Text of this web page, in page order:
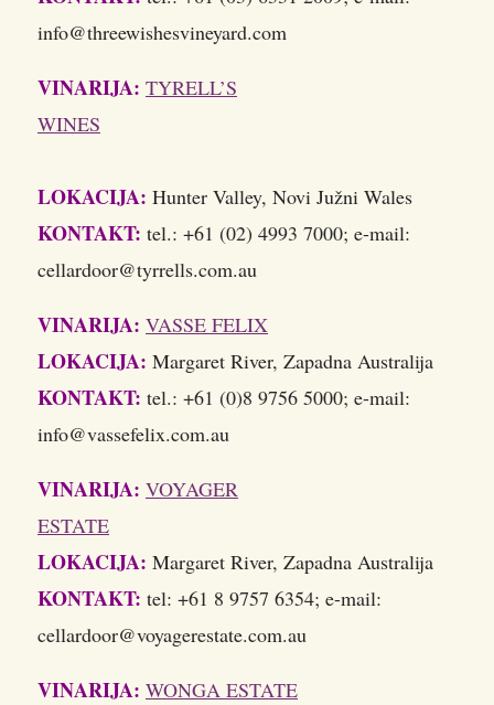
info@threewishesvineyard.com
VINARIJA: TYRELL’S
WINES
LOKACIJA: Hunter Valley, Novi Južni Wales
KONTAKT: tel.: +61 (02) 4993 7000; e-mail:
cellardoor@tyrrells.com.au
VINARIJA: VASSE FELIX
LOKACIJA: Margaret River, Zapadna Australija
KONTAKT: tel.: +61 (0)8 9756 5000; e-mail:
info@vassefelix.com.au
VINARIJA: VOYAGER
ESTATE
LOKACIJA: Margaret River, Zapadna Australija
KONTAKT: tel: +61 8 9757 6354; e-mail:
cellardoor@voyagerestate.com.au
VINARIJA: WONGA ESTATE